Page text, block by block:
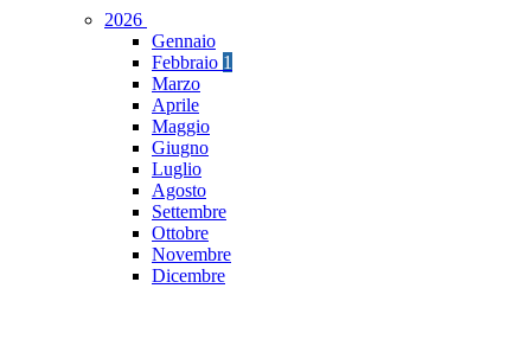
2026
Gennaio
Febbraio 1
Marzo
Aprile
Maggio
Giugno
Luglio
Agosto
Settembre
Ottobre
Novembre
Dicembre